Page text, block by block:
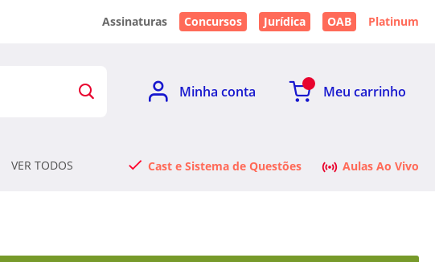
Assinaturas Concursos Jurídica OAB Platinum
Minha conta Meu carrinho
VER TODOS Cast e Sistema de Questões Aulas Ao Vivo